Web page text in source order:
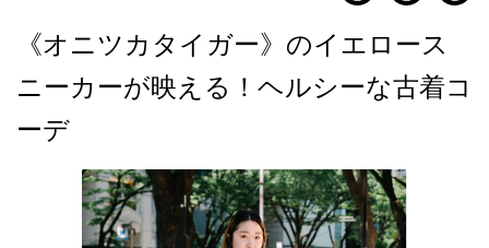
《オニツカタイガー》のイエロース
ニーカーが映える！ヘルシーな古着コ
ーデ